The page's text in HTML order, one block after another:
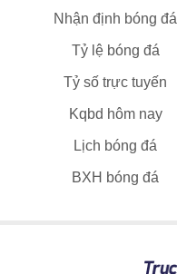
Nhận định bóng đá
Tỷ lệ bóng đá
Tỷ số trực tuyến
Kqbd hôm nay
Lịch bóng đá
BXH bóng đá